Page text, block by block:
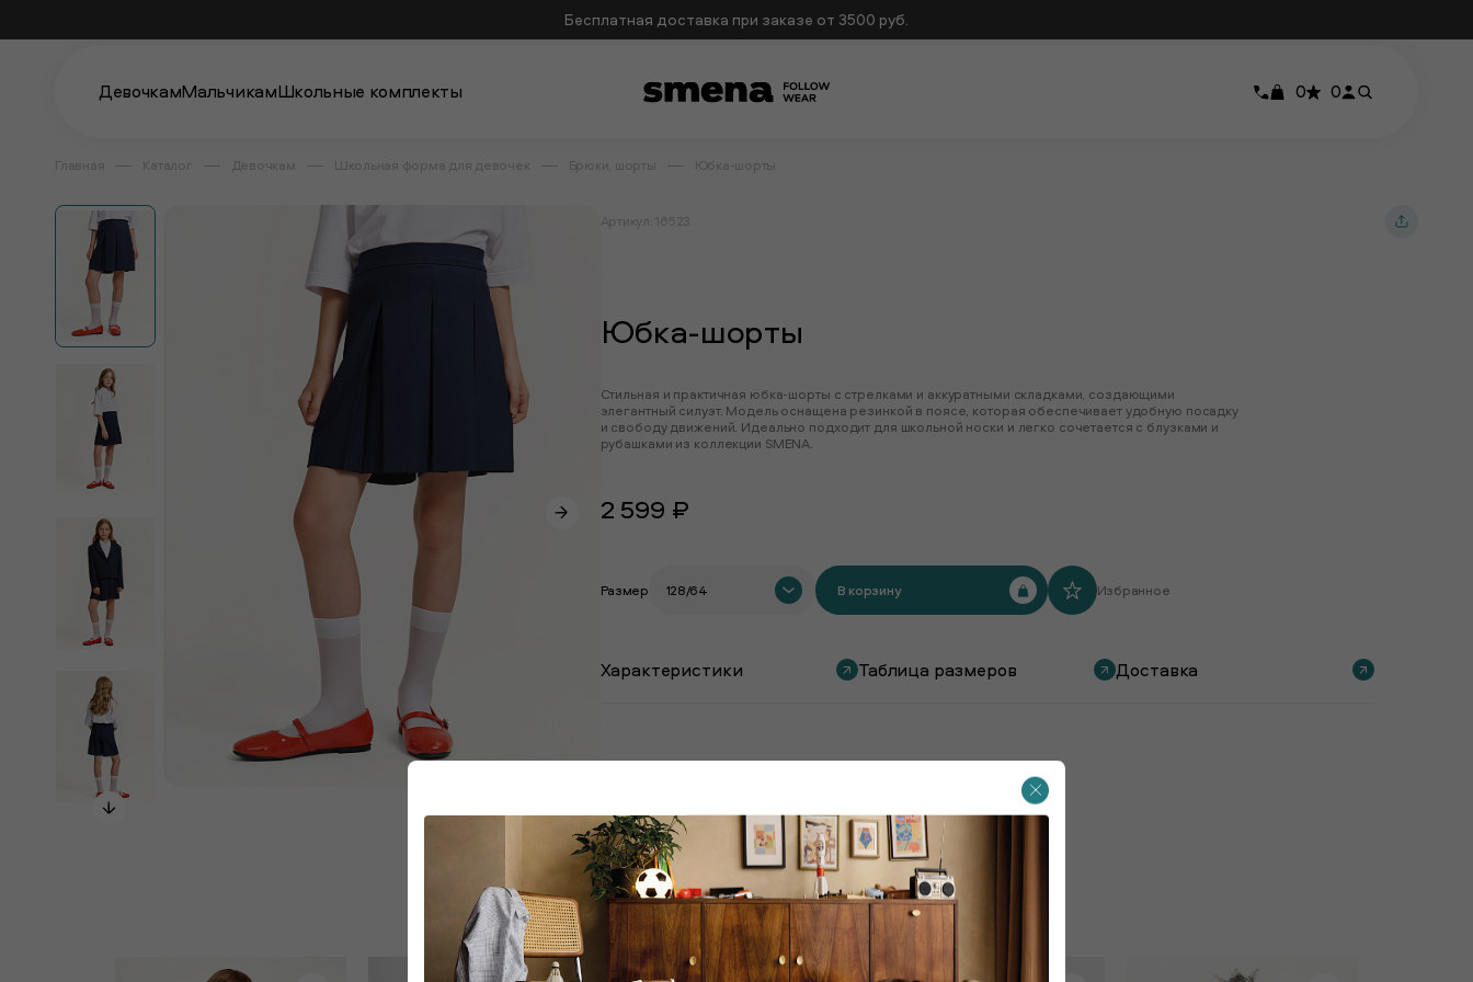
Бесплатная доставка при заказе от 3500 руб.
ДевочкамМальчикамШкольные комплекты 0 0
Главная Каталог Девочкам Школьная форма для девочек Брюки, шорты Юбка-шорты
Артикул: 16523
Юбка-шорты
Стильная и практичная юбка-шорты с стрелками и аккуратными складками, создающими
элегантный силуэт. Модель оснащена резинкой в поясе, которая обеспечивает удобную посадку
и свободу движений. Идеально подходит для школьной носки и легко сочетается с блузками и
рубашками из коллекции SMENA.
2 599 ₽
Размер 128/64 В корзину Избранное
Характеристики Таблица размеров Доставка
Покупают вместе с этим товаром